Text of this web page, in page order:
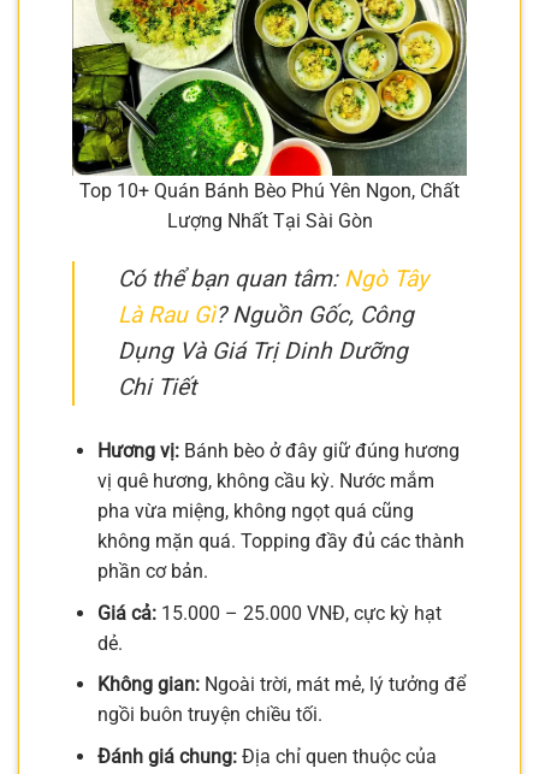
Top 10+ Quán Bánh Bèo Phú Yên Ngon, Chất
Lượng Nhất Tại Sài Gòn
Có thể bạn quan tâm: Ngò Tây
Là Rau Gì? Nguồn Gốc, Công
Dụng Và Giá Trị Dinh Dưỡng
Chi Tiết
Hương vị:Bánh bèo ở đây giữ đúng hương
vị quê hương, không cầu kỳ. Nước mắm
pha vừa miệng, không ngọt quá cũng
không mặn quá. Topping đầy đủ các thành
phần cơ bản.
Giá cả:15.000 – 25.000 VNĐ, cực kỳ hạt
dẻ.
Không gian:Ngoài trời, mát mẻ, lý tưởng để
ngồi buôn truyện chiều tối.
Đánh giá chung:Địa chỉ quen thuộc của